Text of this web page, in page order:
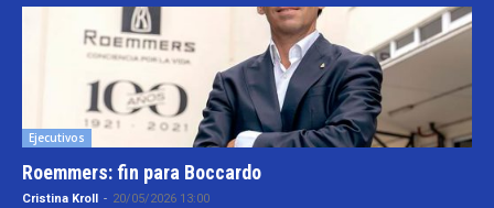
Ejecutivos
Roemmers: fin para Boccardo
Cristina Kroll - 20/05/2026 13:00